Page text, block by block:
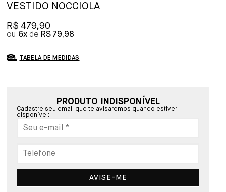
VESTIDO NOCCIOLA
R$ 479,90
6x R$ 79,98
TABELA DE MEDIDAS
PRODUTO INDISPONÍVEL
Cadastre seu email que te avisaremos quando estiver
disponível:
AVISE-ME